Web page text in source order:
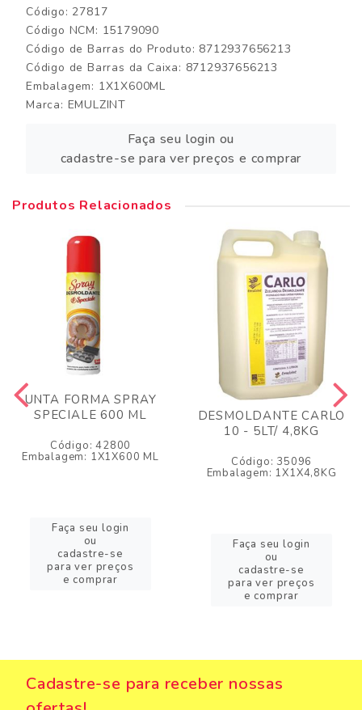
Código: 27817
Código NCM: 15179090
Código de Barras do Produto: 8712937656213
Código de Barras da Caixa: 8712937656213
Embalagem: 1X1X600ML
Marca: EMULZINT
Faça seu login ou
cadastre-se para ver preços e comprar
Produtos Relacionados
UNTA FORMA SPRAY
SPECIALE 600 ML
Código: 42800
Embalagem: 1X1X600 ML
Faça seu login
ou
cadastre-se
para ver preços
e comprar
DESMOLDANTE CARLO
10 - 5LT/ 4,8KG
Código: 35096
Embalagem: 1X1X4,8KG
Faça seu login
ou
cadastre-se
para ver preços
e comprar
Cadastre-se para receber nossas